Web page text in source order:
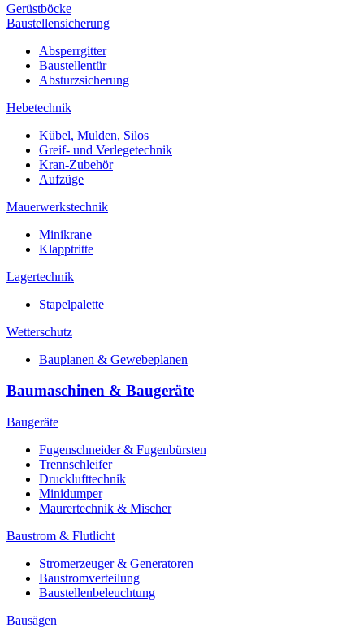
Gerüstböcke
Baustellensicherung
Absperrgitter
Baustellentür
Absturzsicherung
Hebetechnik
Kübel, Mulden, Silos
Greif- und Verlegetechnik
Kran-Zubehör
Aufzüge
Mauerwerkstechnik
Minikrane
Klapptritte
Lagertechnik
Stapelpalette
Wetterschutz
Bauplanen & Gewebeplanen
Baumaschinen & Baugeräte
Baugeräte
Fugenschneider & Fugenbürsten
Trennschleifer
Drucklufttechnik
Minidumper
Maurertechnik & Mischer
Baustrom & Flutlicht
Stromerzeuger & Generatoren
Baustromverteilung
Baustellenbeleuchtung
Bausägen